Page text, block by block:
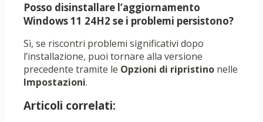
Posso disinstallare l’aggiornamento
Windows 11 24H2 se i problemi persistono?
Sì, se riscontri problemi significativi dopo
l’installazione, puoi tornare alla versione
precedente tramite le Opzioni di ripristino nelle
Impostazioni.
Articoli correlati: